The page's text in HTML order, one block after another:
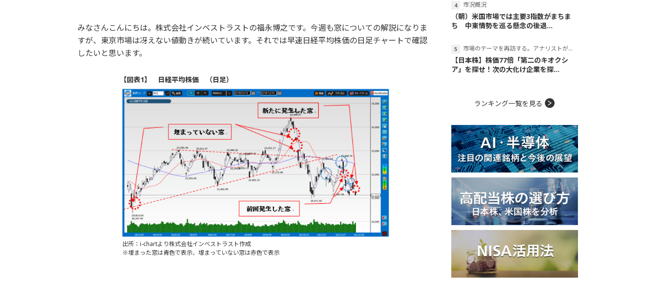
みなさんこんにちは。株式会社インベストラストの福永博之です。今週も窓についての解説になりま
すが、東京市場は冴えない値動きが続いています。それでは早速日経平均株価の日足チャートで確認
したいと思います。
【図表1】 日経平均株価 （日足）
出所：i-chartより株式会社インベストラスト作成
※埋まった窓は青色で表示、埋まっていない窓は赤色で表示
市況概況
（朝）米国市場では主要3指数がまちま
ち 中東情勢を巡る懸念の後退...
市場のテーマを再訪する。アナリストが読み解くテーマの本質
【日本株】株価77倍「第二のキオクシ
ア」を探せ！次の大化け企業を探...
ランキング一覧を見る